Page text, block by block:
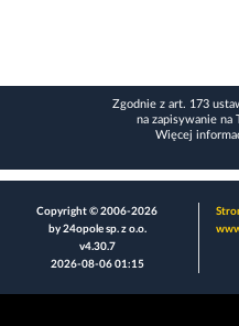
Zgodnie z art. 173
na zapisywanie
Więcej
Copyright © 2006-2026
by 24opole sp. z o.o.
v4.30.7
2026-08-06 01:15